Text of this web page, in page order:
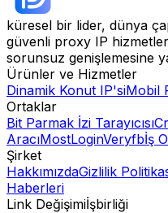
küresel bir lider, dünya
güvenli proxy IP
sorunsuz genişlemesine
Ürünler ve Hizmetler
Dinamik Konut IP'siMobil
Ortaklar
Bit Parmak İzi Tarayıcısı
AracıMostLoginVeryfbİş
Şirket
HakkımızdaGizlilik
Haberleri
Link Değişimiİşbirliği